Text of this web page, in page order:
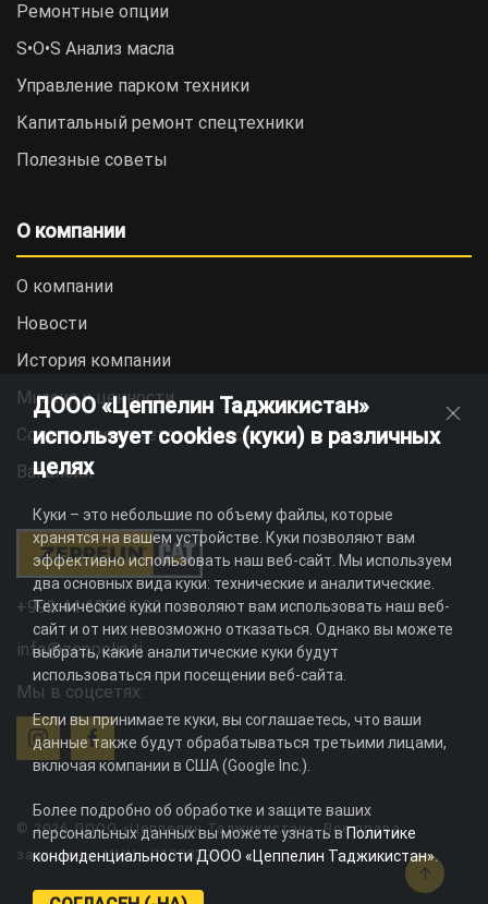
Ремонтные опции
S•O•S Анализ масла
Управление парком техники
Капитальный ремонт спецтехники
Полезные советы
О компании
О компании
Новости
История компании
Миссия и ценности
Социальная ответственность
Вакансии
+992 44 625 11 22
info@zeppelin.tj
Мы в соцсетях:
© 2026 ДООО «Цеппелин Таджикистан». Все права
защищены. ИНН - 010082996
ДООО «Цеппелин Таджикистан»
использует cookies (куки) в различных
целях
Куки – это небольшие по объему файлы, которые
хранятся на вашем устройстве. Куки позволяют вам
эффективно использовать наш веб-сайт. Мы используем
два основных вида куки: технические и аналитические.
Технические куки позволяют вам использовать наш веб-
сайт и от них невозможно отказаться. Однако вы можете
выбрать, какие аналитические куки будут
использоваться при посещении веб-сайта.
Если вы принимаете куки, вы соглашаетесь, что ваши
данные также будут обрабатываться третьими лицами,
включая компании в США (Google Inc.).
Более подробно об обработке и защите ваших
персональных данных вы можете узнать вПолитике
конфиденциальности ДООО «Цеппелин Таджикистан».